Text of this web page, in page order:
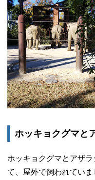
ホッキョクグマと
ホッキョクグマとアザ
て、屋外で飼われてい